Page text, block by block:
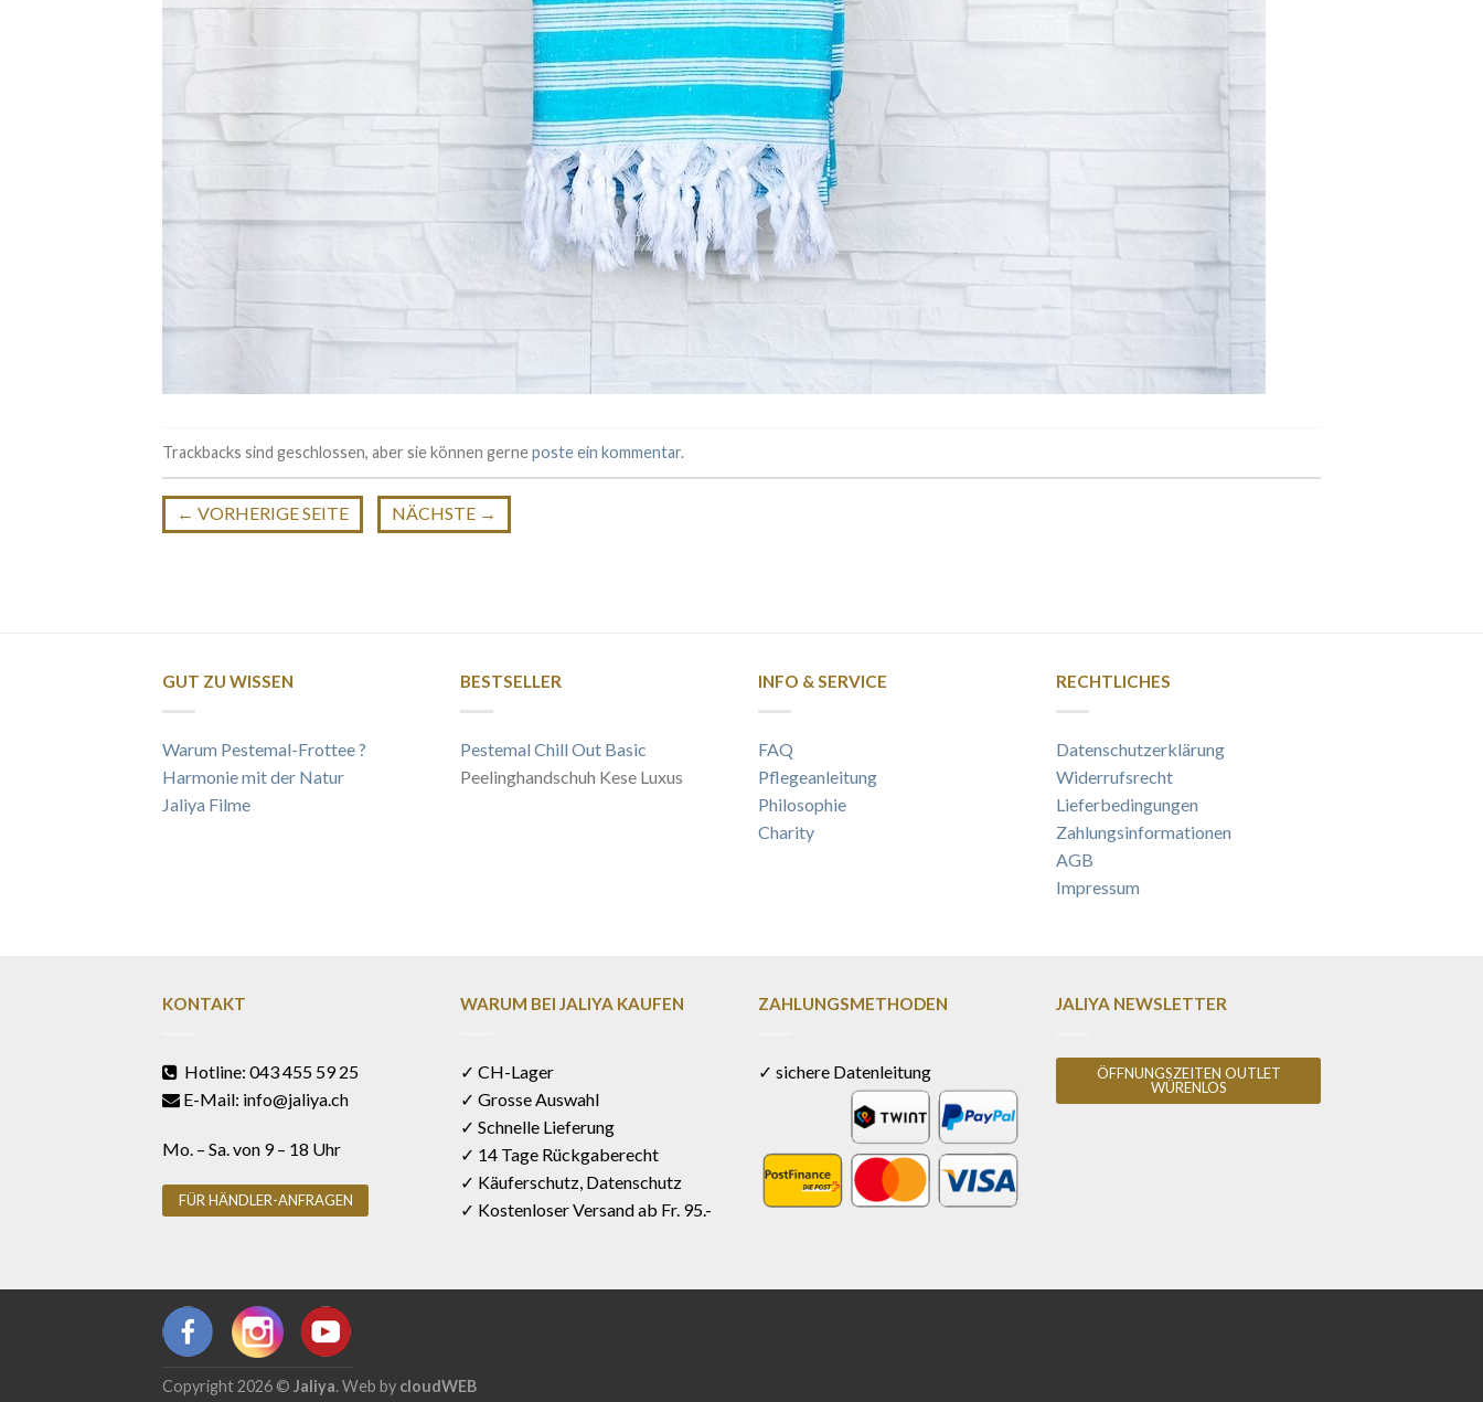
Trackbacks sind geschlossen, aber sie können gerneposte ein kommentar.
← VORHERIGE SEITE NÄCHSTE →
GUT ZU WISSEN
Warum Pestemal-Frottee ?
Harmonie mit der Natur
Jaliya Filme
BESTSELLER
Pestemal Chill Out Basic
Peelinghandschuh Kese Luxus
INFO & SERVICE
FAQ
Pflegeanleitung
Philosophie
Charity
RECHTLICHES
Datenschutzerklärung
Widerrufsrecht
Lieferbedingungen
Zahlungsinformationen
AGB
Impressum
KONTAKT
Hotline: 043 455 59 25
E-Mail: info@jaliya.ch
Mo. – Sa. von 9 – 18 Uhr
FÜR HÄNDLER-ANFRAGEN
WARUM BEI JALIYA KAUFEN
✓ CH-Lager
✓ Grosse Auswahl
✓ Schnelle Lieferung
✓ 14 Tage Rückgaberecht
✓ Käuferschutz, Datenschutz
✓ Kostenloser Versand ab Fr. 95.-
ZAHLUNGSMETHODEN
✓ sichere Datenleitung
JALIYA NEWSLETTER
ÖFFNUNGSZEITEN OUTLET
WÜRENLOS
Copyright 2026 © Jaliya. Web by cloudWEB